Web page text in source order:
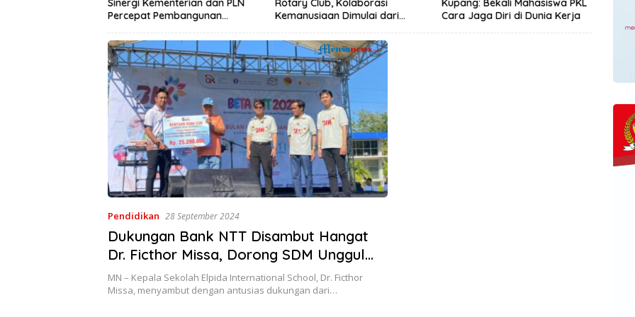
Percepat Pembangunan
Kemanusiaan Dimulai dari
Lebih Sehat
Cara Jaga Diri di Dunia Kerja
Pendidikan 28 September 2024
Dukungan Bank NTT Disambut Hangat
Dr. Ficthor Missa, Dorong SDM Unggul
Melalui Kampung Inggris
MN – Kepala Sekolah Elpida International School, Dr. Ficthor
Missa, menyambut dengan antusias dukungan dari…